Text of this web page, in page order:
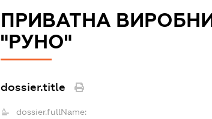
ПРИВАТНА
"РУНО"
dossier.title
dossier.fullName: